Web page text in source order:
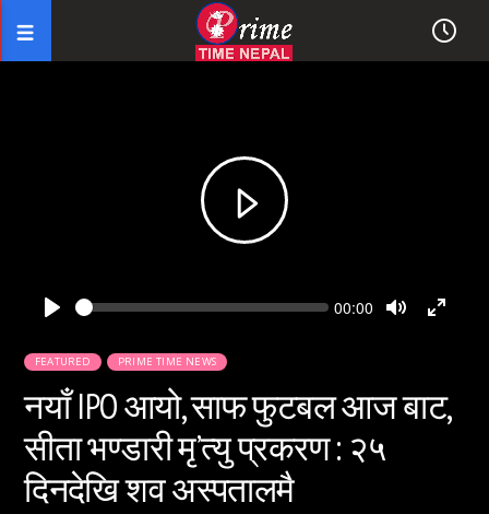
Seek Current
00:00
FEATURED PRIME TIME NEWS
नयाँ IPO आयो, साफ फुटबल आज बाट,
सीता भण्डारी मृ’त्यु प्रकरण : २५
दिनदेखि शव अस्पतालमै